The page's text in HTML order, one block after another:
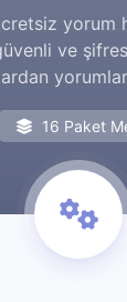
yorum
ve
16 Paket